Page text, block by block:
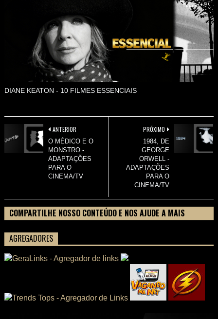
DIANE KEATON - 10 FILMES ESSENCIAIS
PRÓXIMO
1984, DE
GEORGE
ORWELL -
ADAPTAÇÕES
PARA O
CINEMA/TV
ANTERIOR
O MÉDICO E O
MONSTRO -
ADAPTAÇÕES
PARA O
CINEMA/TV
COMPARTILHE NOSSO CONTEÚDO E NOS AJUDE A MAIS
AGREGADORES